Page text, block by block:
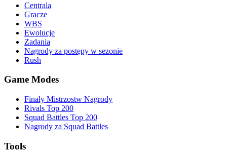
Centrala
Gracze
WBS
Ewolucje
Zadania
Nagrody za postępy w sezonie
Rush
Game Modes
Finały Mistrzostw Nagrody
Rivals Top 200
Squad Battles Top 200
Nagrody za Squad Battles
Tools